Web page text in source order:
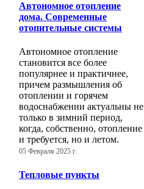
Автономное отопление
дома. Современные
отопительные системы
Автономное отопление
становится все более
популярнее и практичнее,
причем размышления об
отоплении и горячем
водоснабжении актуальны не
только в зимний период,
когда, собственно, отопление
и требуется, но и летом.
05 Февраля 2025 г.
Тепловые пункты